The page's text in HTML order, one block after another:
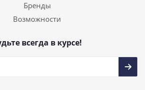
Бренды
Возможности
всегда в курсе!